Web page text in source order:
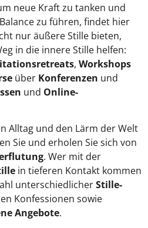
neue Kraft zu tanken und
zu führen, findet hier
nur äußere Stille bieten,
in die innere Stille helfen:
, Workshops
über Konferenzen und
und Online-
Alltag und den Lärm der Welt
Sie und erholen Sie sich von
. Wer mit der
in tieferen Kontakt kommen
unterschiedlicherStille-
Konfessionen sowie
Angebote.